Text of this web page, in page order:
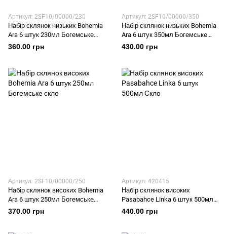
Артикул: 2SF10/00000/230
Набір склянок низьких Bohemia
Ara 6 штук 230мл Богемське
скло
360.00 грн
Артикул: 2SF10/00000/350
Набір склянок низьких Bohemia
Ara 6 штук 350мл Богемське
скло
430.00 грн
Артикул: 2SF10/00000/250
Набір склянок високих Bohemia
Ara 6 штук 250мл Богемське
скло
370.00 грн
Артикул: 420415
Набір склянок високих
Pasabahce Linka 6 штук 500мл
Скло
440.00 грн